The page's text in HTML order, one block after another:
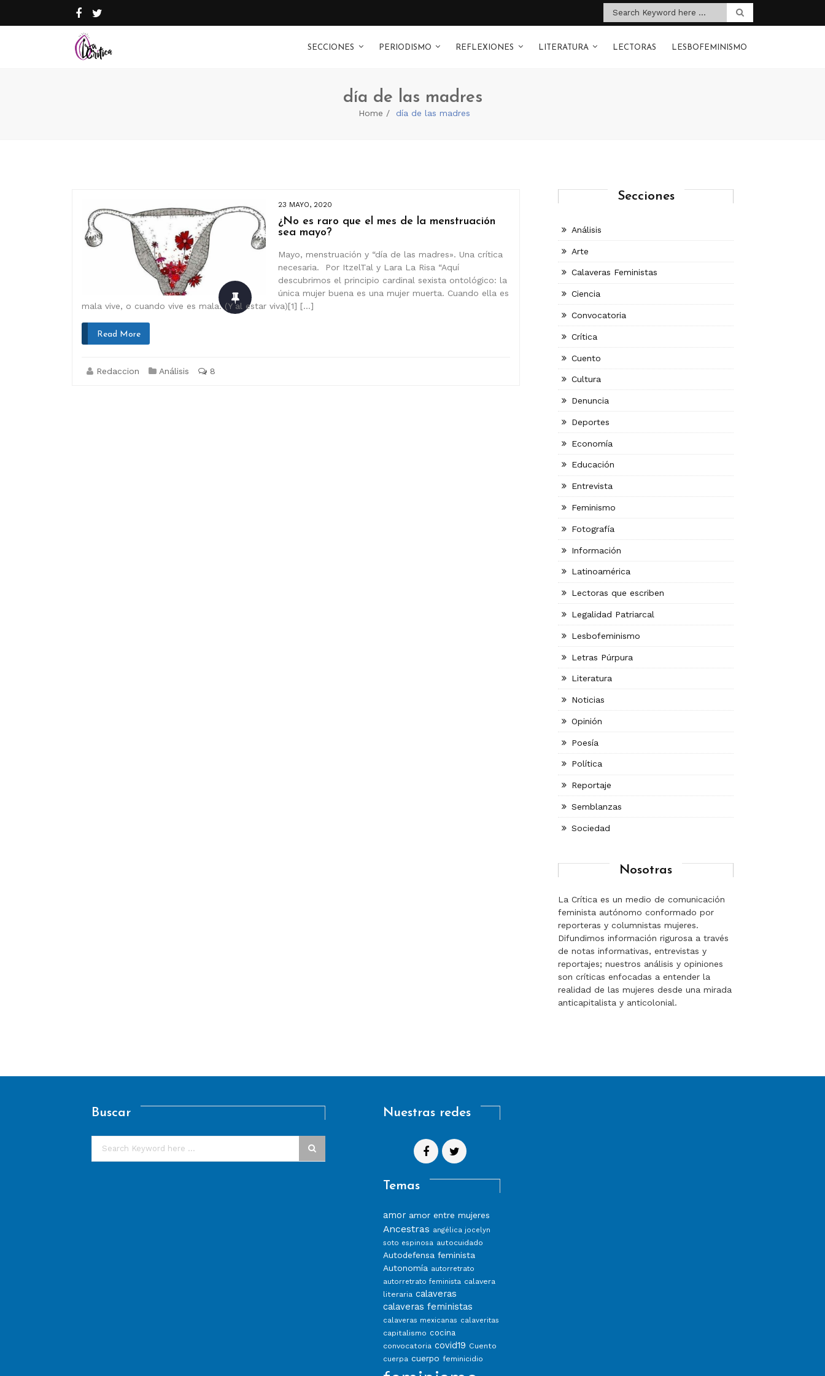
SECCIONES PERIODISMO REFLEXIONES LITERATURA LECTORAS LESBOFEMINISMO
día de las madres
Home día de las madres
23 MAYO, 2020
¿No es raro que el mes de la menstruación
sea mayo?
Mayo, menstruación y “día de las madres». Una crítica
necesaria. Por ItzelTal y Lara La Risa “Aquí
descubrimos el principio cardinal sexista ontológico: la
única mujer buena es una mujer muerta. Cuando ella es
mala vive, o cuando vive es mala. (Y al estar viva)[1] […]
Read More
Redaccion Análisis 8
Secciones
Análisis
Arte
Calaveras Feministas
Ciencia
Convocatoria
Crítica
Cuento
Cultura
Denuncia
Deportes
Economía
Educación
Entrevista
Feminismo
Fotografía
Información
Latinoamérica
Lectoras que escriben
Legalidad Patriarcal
Lesbofeminismo
Letras Púrpura
Literatura
Noticias
Opinión
Poesía
Política
Reportaje
Semblanzas
Sociedad
Nosotras
La Crítica es un medio de comunicación
feminista autónomo conformado por
reporteras y columnistas mujeres.
Difundimos información rigurosa a través
de notas informativas, entrevistas y
reportajes; nuestros análisis y opiniones
son críticas enfocadas a entender la
realidad de las mujeres desde una mirada
anticapitalista y anticolonial.
Buscar Nuestras redes
Temas
amor amor entre mujeres
Ancestras angélica jocelyn
soto espinosa autocuidado
Autodefensa feminista
Autonomía autorretrato
autorretrato feminista calavera
literaria calaveras
calaveras feministas
calaveras mexicanas calaveritas
capitalismo cocina
convocatoria covid19 Cuento
cuerpa cuerpo feminicidio